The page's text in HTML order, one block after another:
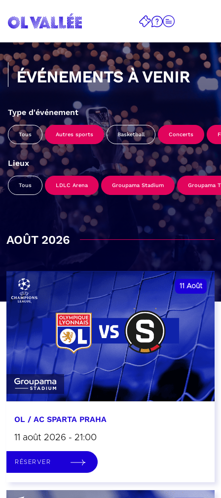
ÉVÉNEMENTS À VENIR
Type d'événement
Tous Autres sports Basketball Concerts
Lieux
Tous LDLC Arena Groupama Stadium Groupama
AOÛT 2026
11 Août
OL / AC SPARTA PRAHA
11 août 2026 - 21:00
RÉSERVER